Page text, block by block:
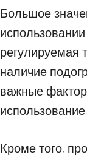
Большое
регулируемая
наличие
важные
Кроме того,